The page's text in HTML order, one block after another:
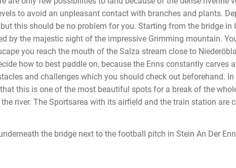
to avoid an unpleasant contact with branches and plants.
this should be no problem for you. Starting from the bridge in
by the majestic sight of the impressive Grimming mountain.
you reach the mouth of the Salza stream close to
how to best paddle on, because the Enns constantly carves
and challenges which you should check out beforehand. In
this is one of the most beautiful spots for a break of the
river. The Sportsarea with its airfield and the train station are
the bridge next to the football pitch in Stein An Der